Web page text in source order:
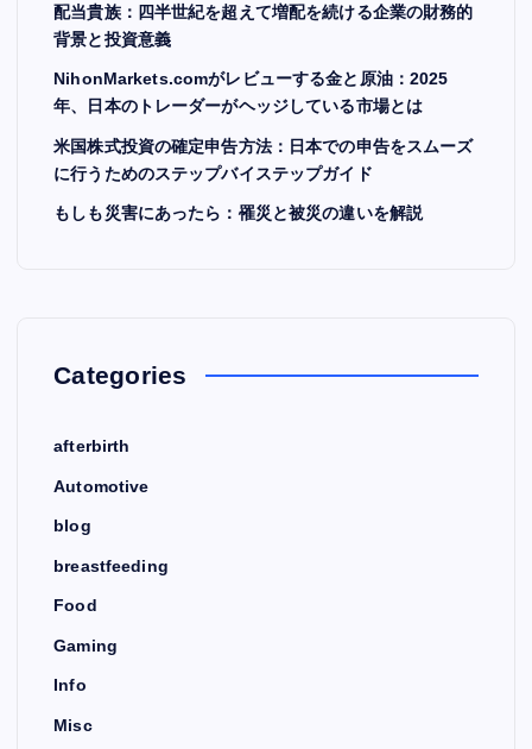
配当貴族：四半世紀を超えて増配を続ける企業の財務的
背景と投資意義
NihonMarkets.comがレビューする金と原油：2025
年、日本のトレーダーがヘッジしている市場とは
米国株式投資の確定申告方法：日本での申告をスムーズ
に行うためのステップバイステップガイド
もしも災害にあったら：罹災と被災の違いを解説
Categories
afterbirth
Automotive
blog
breastfeeding
Food
Gaming
Info
Misc